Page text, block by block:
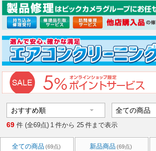
69 件 (全69点) 1 件から 25 件まで表示
全ての商品 (69点) 新品商品 (69点)